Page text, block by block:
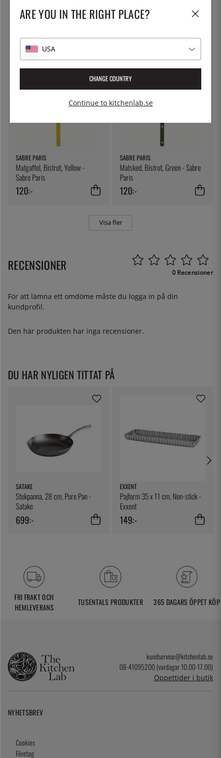
SOLEX
Baguette Gourmetsked, 185mm
66:-
SOLEX
Baguette Dessertsked, 183mm -
66:-
SABRE PARIS
Matgaffel, Bistrot, Yellow -
Sabre Paris
120:-
SABRE PARIS
Matsked, Bistrot, Green - Sabre
Paris
120:-
Visa fler
RECENSIONER 0 Recensioner
För att lämna ett omdöme måste du logga in på din
kundprofil.
Den här produkten har inga recensioner.
DU HAR NYLIGEN TITTAT PÅ
SATAKE
Stekpanna, 28 cm, Pure Pan -
Satake
699:-
EXXENT
Pajform 35 x 11 cm, Non-stick -
Exxent
149:-
FRI FRAKT OCH
HEMLEVERANS
TUSENTALS PRODUKTER 365 DAGARS ÖPPET KÖP
kundservice@kitchenlab.se
08-41095200 (vardagar 10.00-17.00)
Öppettider i butik
NYHETSBREV
Cookies
Företag
ARE YOU IN THE RIGHT PLACE?
USA
CHANGE COUNTRY
Continue to kitchenlab.se